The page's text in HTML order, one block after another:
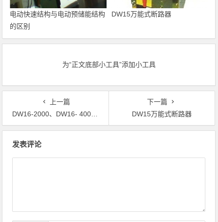
电动快速结构与电动预储能结构
的区别
DW15万能式断路器
为“正文底部小工具”添加小工具
上一篇
DW16-2000、DW16- 4000万能式断路器
下一篇
DW15万能式断路器
发表评论